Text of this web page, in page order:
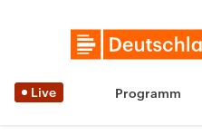
Live Programm